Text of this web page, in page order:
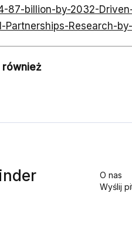
87-billion-by-2032-
Partnerships-Research-
również
O nas
Wyślij